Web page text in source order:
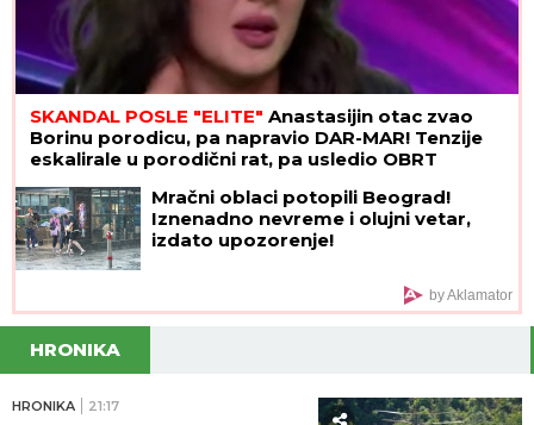
SKANDAL POSLE "ELITE" Anastasijin otac zvao
Borinu porodicu, pa napravio DAR-MAR! Tenzije
eskalirale u porodični rat, pa usledio OBRT
Mračni oblaci potopili Beograd!
Iznenadno nevreme i olujni vetar,
izdato upozorenje!
by Aklamator
HRONIKA
HRONIKA 21:17